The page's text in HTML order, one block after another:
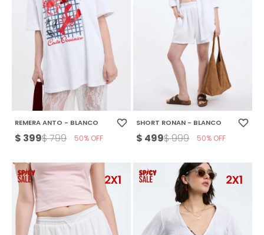
REMERA ANTO - BLANCO
$ 399$799 50
SHORT RONAN - BLANCO
$ 499$999 50